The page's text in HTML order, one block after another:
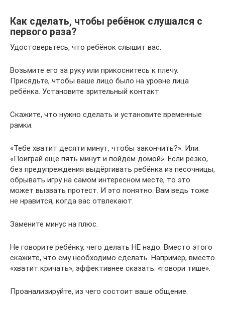
Как сделать, чтобы ребёнок слушался с
первого раза?
Удостоверьтесь, что ребёнок слышит вас.
Возьмите его за руку или прикоснитесь к плечу.
Присядьте, чтобы ваше лицо было на уровне лица
ребёнка. Установите зрительный контакт.
Скажите, что нужно сделать и установите временные
рамки.
«Тебе хватит десяти минут, чтобы закончить?». Или:
«Поиграй ещё пять минут и пойдём домой». Если резко,
без предупреждения выдёргивать ребёнка из песочницы,
обрывать игру на самом интересном месте, то это
может вызвать протест. И это понятно. Вам ведь тоже
не нравится, когда вас отвлекают.
Замените минус на плюс.
Не говорите ребёнку, чего делать НЕ надо. Вместо этого
скажите, что ему необходимо сделать. Например, вместо
«хватит кричать», эффективнее сказать: «говори тише».
Проанализируйте, из чего состоит ваше общение.